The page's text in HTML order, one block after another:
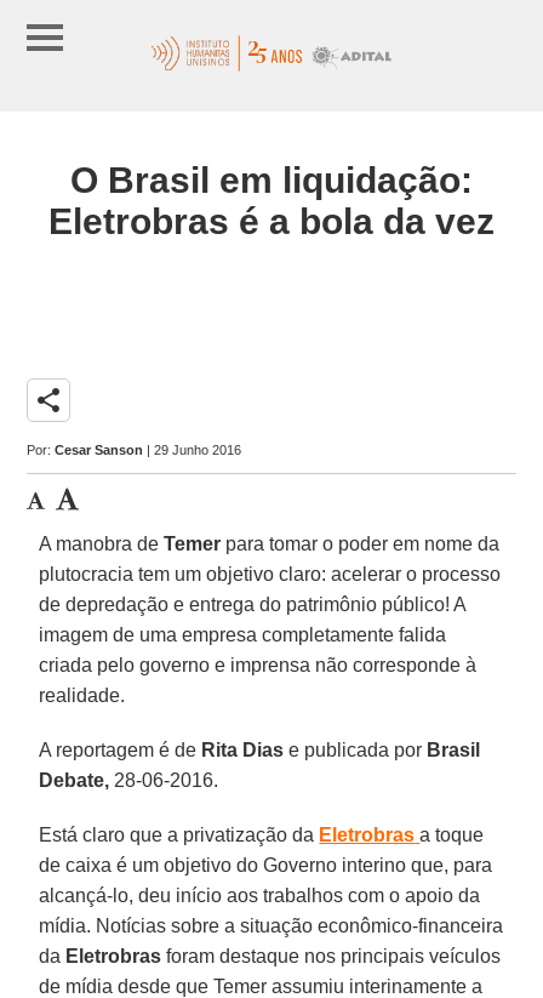
O Brasil em liquidação:
Eletrobras é a bola da vez
share
Por:Cesar Sanson | 29 Junho 2016
A manobra deTemer para tomar o poder em nome da
plutocracia tem um objetivo claro: acelerar o processo
de depredação e entrega do patrimônio público! A
imagem de uma empresa completamente falida
criada pelo governo e imprensa não corresponde à
realidade.
A reportagem é de Rita Dias e publicada por Brasil
Debate, 28-06-2016.
Está claro que a privatização da Eletrobras a toque
de caixa é um objetivo do Governo interino que, para
alcançá-lo, deu início aos trabalhos com o apoio da
mídia. Notícias sobre a situação econômico-financeira
da Eletrobras foram destaque nos principais veículos
de mídia desde que Temer assumiu interinamente a